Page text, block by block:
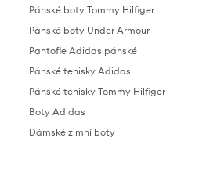
Pánské boty Tommy Hilfiger
Pánské boty Under Armour
Pantofle Adidas pánské
Pánské tenisky Adidas
Pánské tenisky Tommy Hilfiger
Boty Adidas
Dámské zimní boty